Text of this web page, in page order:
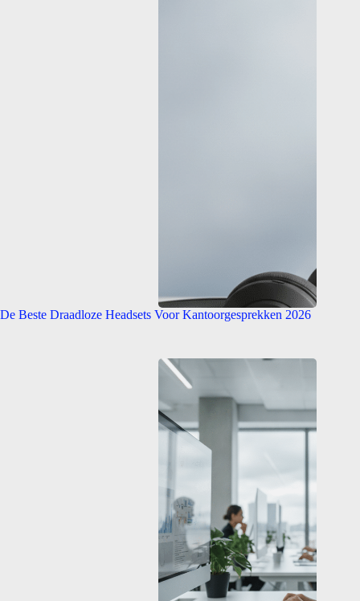
De Beste Draadloze Headsets Voor Kantoorgesprekken 2026